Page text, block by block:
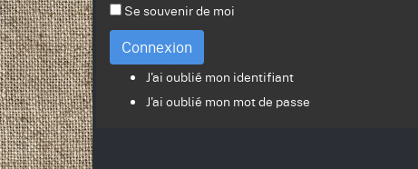
Se souvenir de moi
Connexion
J'ai oublié mon identifiant
J'ai oublié mon mot de passe